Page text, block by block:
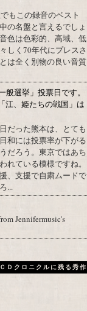
もこの録音のベスト
の名盤と言えるでしょ
色は色彩的、高域、低
しく70年代にプレスさ
は全く別物の良い音質
般選挙」投票日です。
江、姫たちの戦国」は
だった熊本は、とても
和には投票率が下がる
だろう。東京ではあち
れている模様ですね。
、支援で自粛ムードで
...
Jennifermusic's
Ｄクロニクルに残る秀作